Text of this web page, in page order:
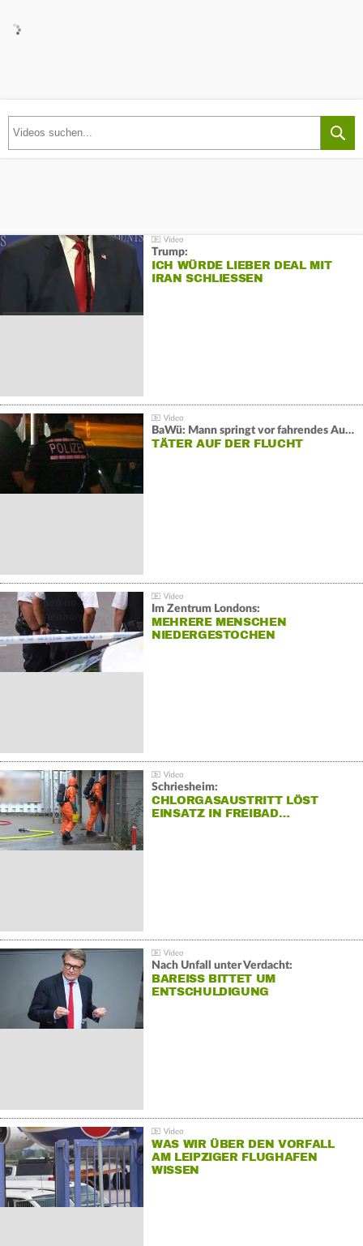
Trump:
ICH WÜRDE LIEBER DEAL MIT
IRAN SCHLIESSEN
BaWü: Mann springt vor fahrendes Auto und schießt
TÄTER AUF DER FLUCHT
Im Zentrum Londons:
MEHRERE MENSCHEN
NIEDERGESTOCHEN
Schriesheim:
CHLORGASAUSTRITT LÖST
EINSATZ IN FREIBAD…
Nach Unfall unter Verdacht:
BAREISS BITTET UM E
NTSCHULDIGUNG
WAS WIR ÜBER DEN VORFALL
AM LEIPZIGER FLUGHAFEN
WISSEN